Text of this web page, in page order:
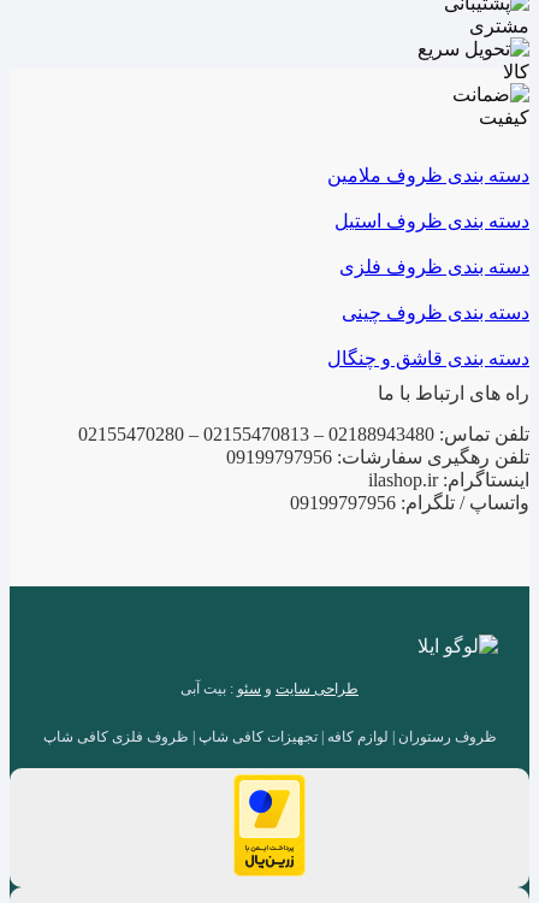
دسته بندی ظروف ملامین
دسته بندی ظروف استیل
دسته بندی ظروف فلزی
دسته بندی ظروف چینی
دسته بندی قاشق و چنگال
راه های ارتباط با ما
تلفن تماس: 02188943480 – 02155470813 – 02155470280
تلفن رهگیری سفارشات: 09199797956
اینستاگرام: ilashop.ir
واتساپ / تلگرام: 09199797956
طراحی سایت و سئو : بیت آبی
ظروف رستوران | لوازم کافه | تجهیزات کافی شاپ | ظروف فلزی کافی شاپ